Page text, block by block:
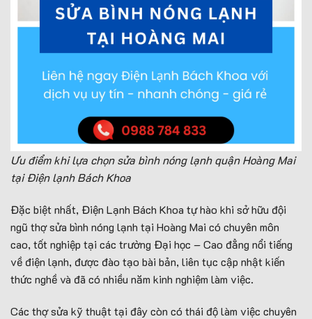
Ưu điểm khi lựa chọn sửa bình nóng lạnh quận Hoàng Mai
tại Điện lạnh Bách Khoa
Đặc biệt nhất, Điện Lạnh Bách Khoa tự hào khi sở hữu đội
ngũ thợ sửa bình nóng lạnh tại Hoàng Mai có chuyên môn
cao, tốt nghiệp tại các trường Đại học – Cao đẳng nổi tiếng
về điện lạnh, được đào tạo bài bản, liên tục cập nhật kiến
thức nghề và đã có nhiều năm kinh nghiệm làm việc.
Các thợ sửa kỹ thuật tại đây còn có thái độ làm việc chuyên